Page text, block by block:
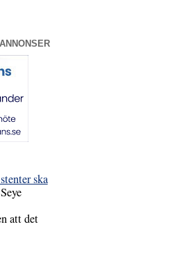
ANNONSER
ska
att det